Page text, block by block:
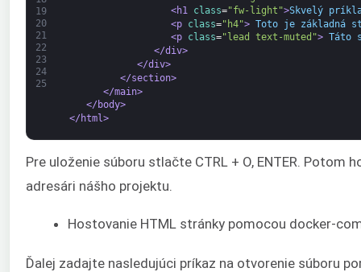
19
20
21
22
23
24
25
<h1
class="fw-light">Skvelý
<p class="h4"> Toto je základná
<p class="lead text-muted"> Táto
</div>
</div>
</section>
</main>
</body>
</html>
Pre uloženie súboru stlačte CTRL + O, ENTER.
adresári nášho projektu.
Hostovanie HTML stránky pomocou docker-
Ďalej zadajte nasledujúci príkaz na otvorenie súboru